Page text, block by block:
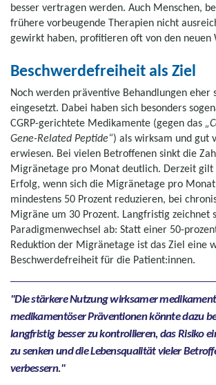
besser vertragen werden. Auch Menschen,
frühere vorbeugende Therapien nicht
gewirkt haben, profitieren oft von den neuen
Beschwerdefreiheit als Ziel
Noch werden präventive Behandlungen eher
eingesetzt. Dabei haben sich besonders
CGRP-gerichtete Medikamente (gegen das
Gene-Related Peptide“) als wirksam und gut
erwiesen. Bei vielen Betroffenen sinkt die
Migränetage pro Monat deutlich. Derzeit gilt
Erfolg, wenn sich die Migränetage pro
mindestens 50 Prozent reduzieren, bei
Migräne um 30 Prozent. Langfristig zeichnet
Paradigmenwechsel ab: Statt einer 50-
Reduktion der Migränetage ist das Ziel eine
Beschwerdefreiheit für die Patient:innen.
Die stärkere Nutzung wirksamer
medikamentöser Präventionen könnte dazu
langfristig besser zu kontrollieren, das Risiko
zu senken und die Lebensqualität vieler
verbessern.